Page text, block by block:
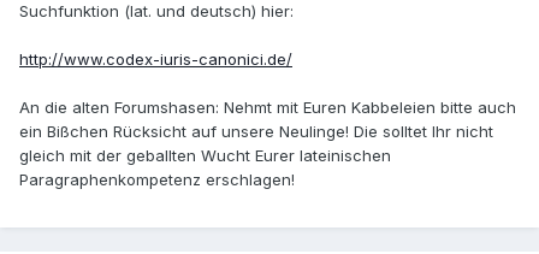
Suchfunktion (lat. und deutsch) hier:
http://www.codex-iuris-canonici.de/
An die alten Forumshasen: Nehmt mit Euren Kabbeleien bitte auch
ein Bißchen Rücksicht auf unsere Neulinge! Die solltet Ihr nicht
gleich mit der geballten Wucht Eurer lateinischen
Paragraphenkompetenz erschlagen!